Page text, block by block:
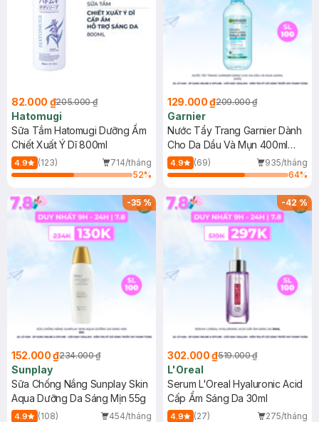
82.000 ₫205.000 ₫
Hatomugi
Sữa Tắm Hatomugi Dưỡng Ẩm
Chiết Xuất Ý Dĩ 800ml
4.9 (123)
714/tháng
52%
129.000 ₫209.000 ₫
Garnier
Nước Tẩy Trang Garnier Dành
Cho Da Dầu Và Mụn 400ml
(Mới)
4.9 (69)
935/tháng
64%
-35%
152.000 ₫234.000 ₫
Sunplay
Sữa Chống Nắng Sunplay Skin
Aqua Dưỡng Da Sáng Mịn 55g
4.9 (108)
454/tháng
-42%
302.000 ₫519.000 ₫
L'Oreal
Serum L'Oreal Hyaluronic Acid
Cấp Ẩm Sáng Da 30ml
4.9 (27)
275/tháng